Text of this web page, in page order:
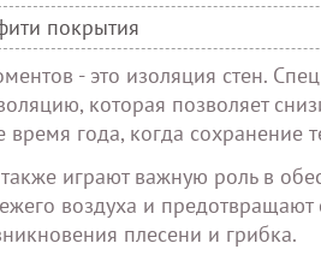
покрытия
- это изоляция стен.
которая позволяет
время года, когда
играют важную роль в
воздуха и предотвращают
плесени и грибка.